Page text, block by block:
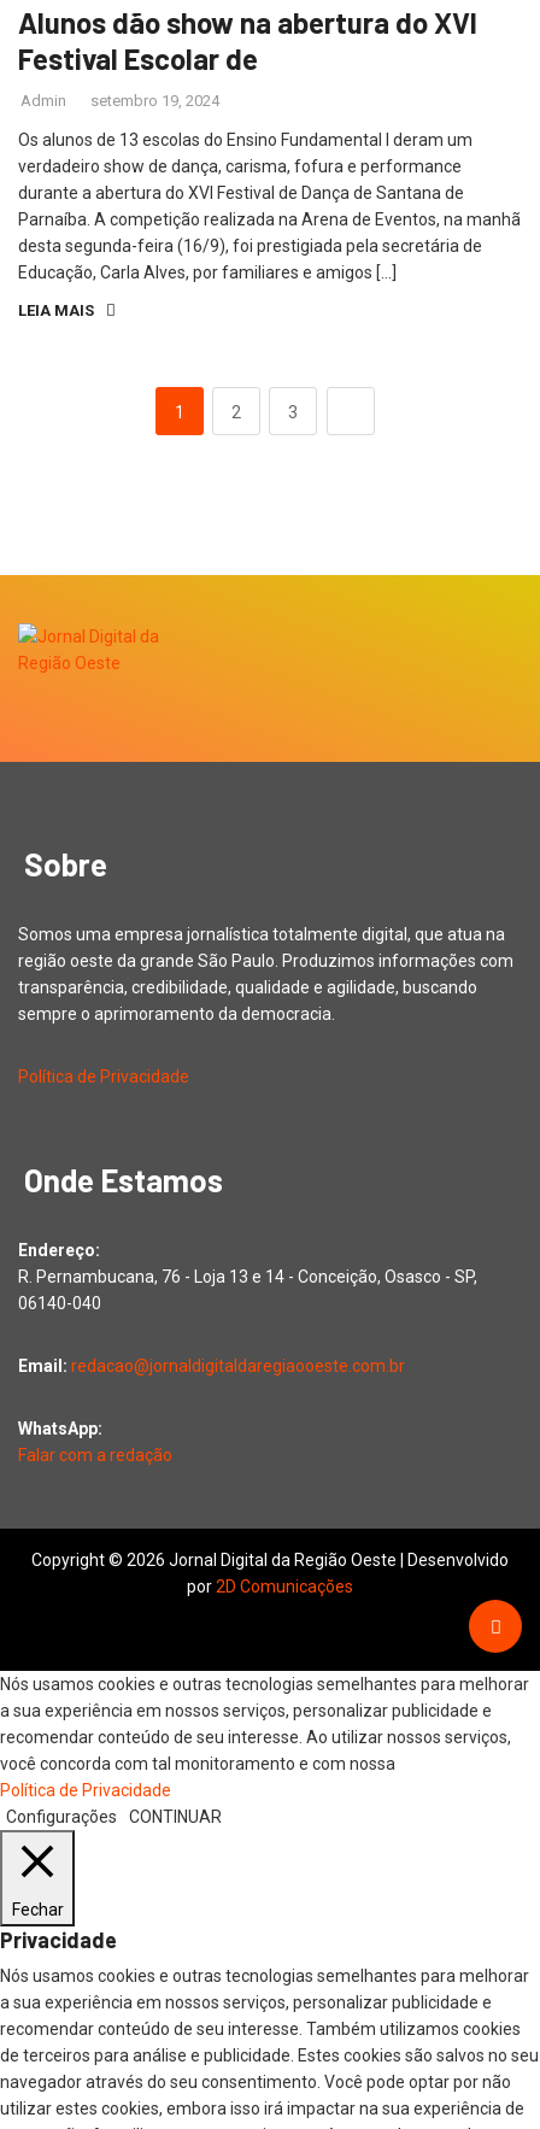
Alunos dão show na abertura do XVI
Festival Escolar de
Admin setembro 19, 2024
Os alunos de 13 escolas do Ensino Fundamental I deram um
verdadeiro show de dança, carisma, fofura e performance
durante a abertura do XVI Festival de Dança de Santana de
Parnaíba. A competição realizada na Arena de Eventos, na manhã
desta segunda-feira (16/9), foi prestigiada pela secretária de
Educação, Carla Alves, por familiares e amigos […]
LEIA MAIS
1 2 3
Sobre
Somos uma empresa jornalística totalmente digital, que atua na
região oeste da grande São Paulo. Produzimos informações com
transparência, credibilidade, qualidade e agilidade, buscando
sempre o aprimoramento da democracia.
Política de Privacidade
Onde Estamos
Endereço:
R. Pernambucana, 76 - Loja 13 e 14 - Conceição, Osasco - SP,
06140-040
Email: redacao@jornaldigitaldaregiaooeste.com.br
WhatsApp:
Falar com a redação
Copyright © 2026 Jornal Digital da Região Oeste | Desenvolvido
por2D Comunicações
Nós usamos cookies e outras tecnologias semelhantes para melhorar
a sua experiência em nossos serviços, personalizar publicidade e
recomendar conteúdo de seu interesse. Ao utilizar nossos serviços,
você concorda com tal monitoramento e com nossa
Política de Privacidade
Configurações
CONTINUAR
Fechar
Privacidade
Nós usamos cookies e outras tecnologias semelhantes para melhorar
a sua experiência em nossos serviços, personalizar publicidade e
recomendar conteúdo de seu interesse. Também utilizamos cookies
de terceiros para análise e publicidade. Estes cookies são salvos no seu
navegador através do seu consentimento. Você pode optar por não
utilizar estes cookies, embora isso irá impactar na sua experiência de